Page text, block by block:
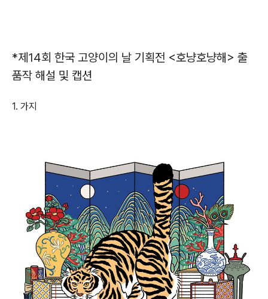
*제14회 한국 고양이의 날 기획전 <호냥호냥해> 출
품작 해설 및 캡션
1. 가지